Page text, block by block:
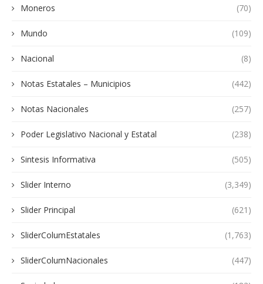
Moneros (70)
Mundo (109)
Nacional (8)
Notas Estatales – Municipios (442)
Notas Nacionales (257)
Poder Legislativo Nacional y Estatal (238)
Sintesis Informativa (505)
Slider Interno (3,349)
Slider Principal (621)
SliderColumEstatales (1,763)
SliderColumNacionales (447)